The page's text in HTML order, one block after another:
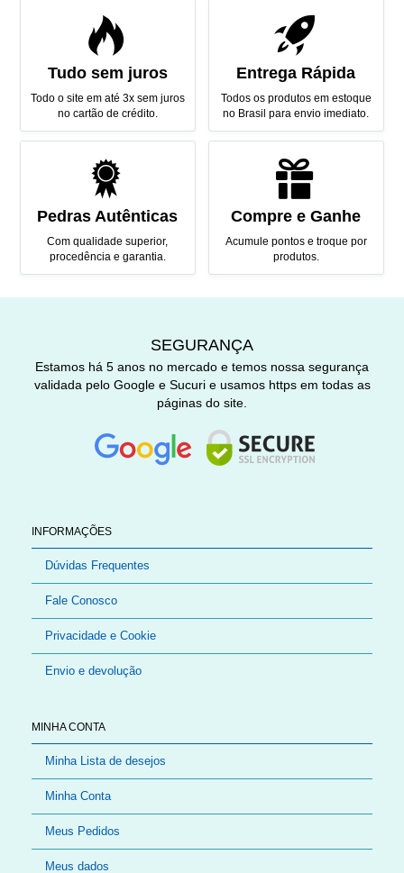
Tudo sem juros
Todo o site em até 3x sem juros
no cartão de crédito.
Entrega Rápida
Todos os produtos em estoque
no Brasil para envio imediato.
Pedras Autênticas
Com qualidade superior,
procedência e garantia.
Compre e Ganhe
Acumule pontos e troque por
produtos.
INFORMAÇÕES
Dúvidas Frequentes
Fale Conosco
Privacidade e Cookie
Envio e devolução
MINHA CONTA
Minha Lista de desejos
Minha Conta
Meus Pedidos
Meus dados
SEGURANÇA
Estamos há 5 anos no mercado e temos nossa segurança
validada pelo Google e Sucuri e usamos https em todas as
páginas do site.